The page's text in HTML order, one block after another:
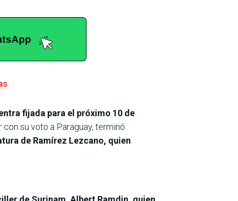
fijada para el próximo 10 de
su voto a Paraguay, terminó
de Ramírez Lezcano, quien